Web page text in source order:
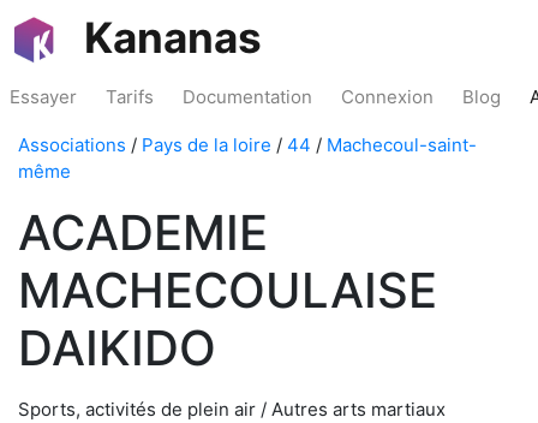
Kananas
Essayer Tarifs Documentation Connexion Blog
Associations / Pays de la loire / 44 / Machecoul-saint-
même
ACADEMIE
MACHECOULAISE
DAIKIDO
Sports, activités de plein air / Autres arts martiaux